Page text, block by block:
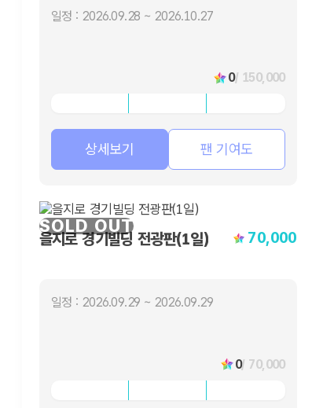
일정 : 2026.09.28 ~ 2026.10.27
0/ 150,000
상세보기 팬 기여도
SOLD OUT
을지로 경기빌딩 전광판(1일) 70,000
일정 : 2026.09.29 ~ 2026.09.29
0/ 70,000